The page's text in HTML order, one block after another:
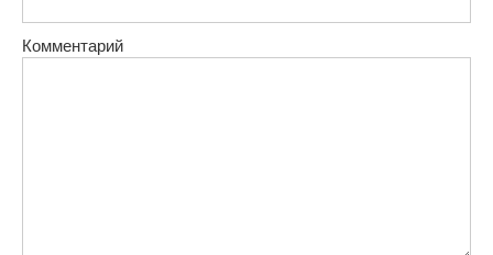
Комментарий